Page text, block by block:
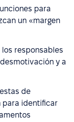
para
un «margen
los responsables
y a
de
para identificar